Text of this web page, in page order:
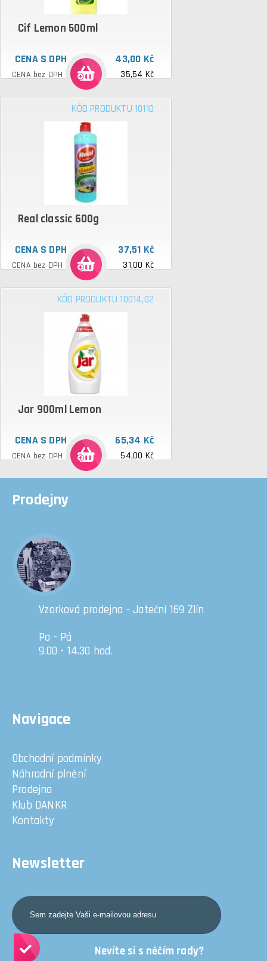
Cif Lemon 500ml
CENA S DPH 43,00 Kč
CENA bez DPH 35,54 Kč
KÓD PRODUKTU 10110
Real classic 600g
CENA S DPH 37,51 Kč
CENA bez DPH 31,00 Kč
KÓD PRODUKTU 10014,02
Jar 900ml Lemon
CENA S DPH 65,34 Kč
CENA bez DPH 54,00 Kč
Prodejny
Vzorková prodejna - Jateční 169 Zlín
Po - Pá
9.00 - 14.30 hod.
Navigace
Obchodní podmínky
Náhradní plnění
Prodejna
Klub DANKR
Kontakty
Newsletter
Nevíte si s něčím rady?